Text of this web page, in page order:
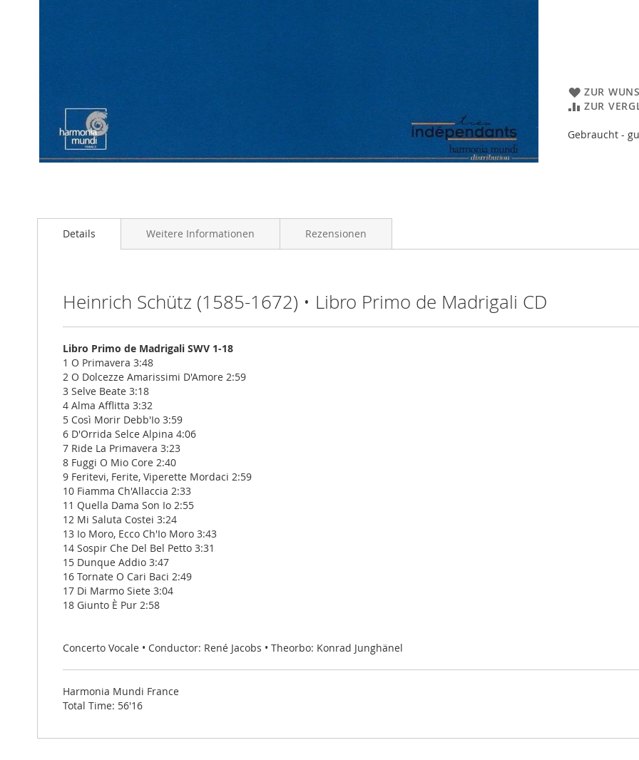
Anfang
ZUR
ZUR
Gebraucht -
Details
Heinrich Schütz (1585-1672) • Libro Primo de Madrigali CD
Libro Primo de Madrigali SWV 1-18
1 O Primavera 3:48
2 O Dolcezze Amarissimi D'Amore 2:59
3 Selve Beate 3:18
4 Alma Afflitta 3:32
5 Così Morir Debb'Io 3:59
6 D'Orrida Selce Alpina 4:06
7 Ride La Primavera 3:23
8 Fuggi O Mio Core 2:40
9 Feritevi, Ferite, Viperette Mordaci 2:59
10 Fiamma Ch'Allaccia 2:33
11 Quella Dama Son Io 2:55
12 Mi Saluta Costei 3:24
13 Io Moro, Ecco Ch'Io Moro 3:43
14 Sospir Che Del Bel Petto 3:31
15 Dunque Addio 3:47
16 Tornate O Cari Baci 2:49
17 Di Marmo Siete 3:04
18 Giunto È Pur 2:58
Concerto Vocale • Conductor: René Jacobs • Theorbo: Konrad Junghänel
Harmonia Mundi France
Total Time: 56'16
Weitere Informationen Rezensionen